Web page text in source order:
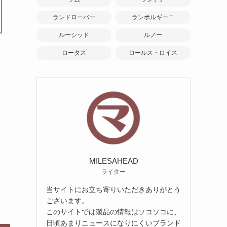
ランドローバー ランボルギーニ
ルーシッド ルノー
ロータス ロールス・ロイス
MILESAHEAD
ライター
当サイトにお立ち寄りいただきありがとう
ございます。
このサイトでは製品の情報はソコソコに、
日頃あまりニュースになりにくいブランド